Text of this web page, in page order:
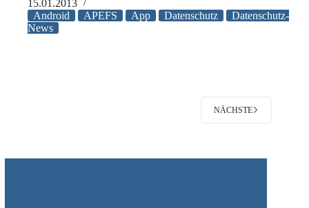
Android-
Smartphones
15.01.2013
Android
APEFS App Datenschutz
Datenschutz-
News
NÄCHSTE